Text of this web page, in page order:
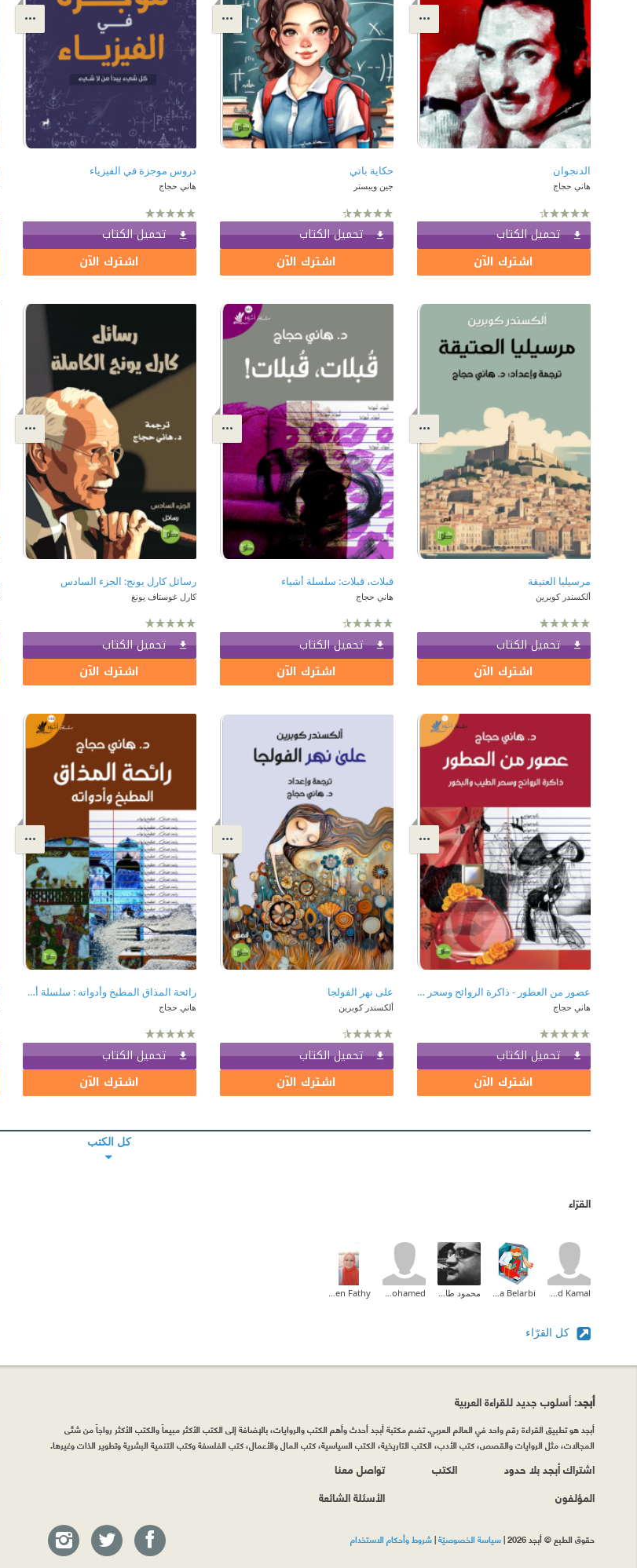
الدنجوان
هاني حجاج
تحميل الكتاب
اشترك الآن
حكاية باتي
جين ويبستر
تحميل الكتاب
اشترك الآن
دروس موجزة في الفيزياء
هاني حجاج
تحميل الكتاب
اشترك الآن
مرسيليا العتيقة
ألكسندر كوبرين
تحميل الكتاب
اشترك الآن
قبلات، قبلات: سلسلة أشياء
هاني حجاج
تحميل الكتاب
اشترك الآن
رسائل كارل يونج: الجزء السادس
كارل غوستاف يونغ
تحميل الكتاب
اشترك الآن
عصور من العطور - ذاكرة الروائح وسحر الطيب والبخور
هاني حجاج
تحميل الكتاب
اشترك الآن
على نهر الفولجا
ألكسندر كوبرين
تحميل الكتاب
اشترك الآن
رائحة المذاق المطبخ وأدواته : سلسلة أشياء
هاني حجاج
تحميل الكتاب
اشترك الآن
كل الكتب
القرّاء
Ahmed Kamal
Halima Belarbi محمود طارق إبراهيم amr mohamed
Sheren Fathy
كل القرّاء
أبجد: أسلوب جديد للقراءة العربية
أبجد هو تطبيق القراءة رقم واحد في العالم العربي. تضم مكتبة أبجد أحدث وأهم الكتب والروايات، بالإضافة إلى الكتب الأكثر مبيعاً والكتب الأكثر رواجاً من شتّى
المجالات، مثل الروايات والقصص، كتب الأدب، الكتب التاريخية، الكتب السياسية، كتب المال والأعمال، كتب الفلسفة وكتب التنمية البشرية وتطوير الذات وغيرها.
اشتراك أبجد بلا حدود
المؤلفون
الكتب
تواصل معنا
الأسئلة الشائعة
حقوق الطبع © أبجد 2026 |سياسة الخصوصيّة|شروط وأحكام الاستخدام